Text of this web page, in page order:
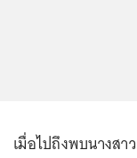
เมื่อไปถึงพบนางสา